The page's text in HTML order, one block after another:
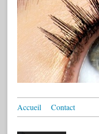
Accueil Contact